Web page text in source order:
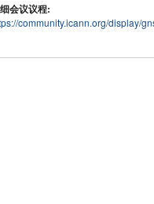
会议议程:
community.icann.org/display/